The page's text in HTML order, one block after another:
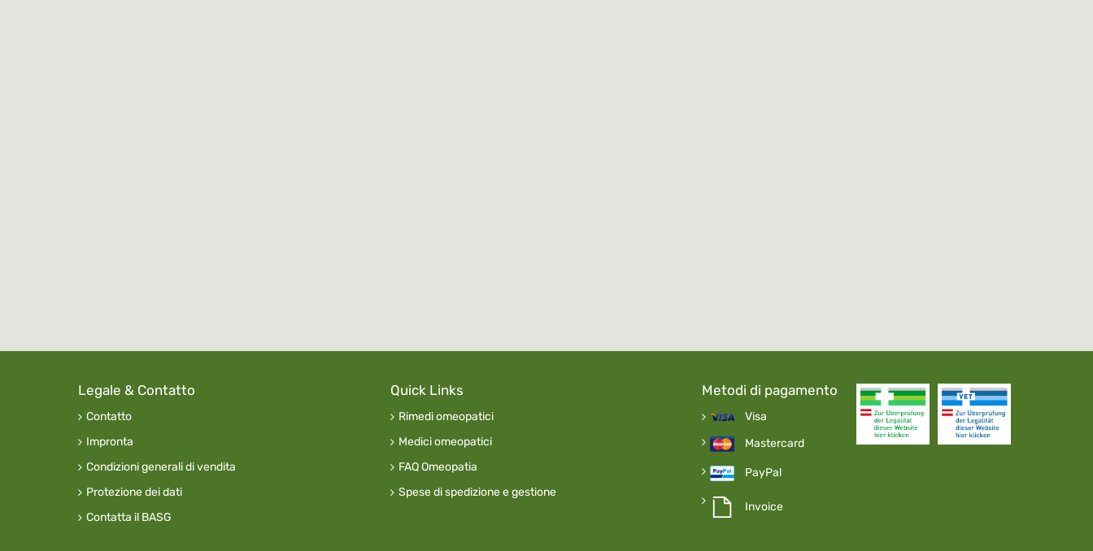
Legale & Contatto
Contatto
Impronta
Condizioni generali di vendita
Protezione dei dati
Contatta il BASG
Quick Links
Rimedi omeopatici
Medici omeopatici
FAQ Omeopatia
Spese di spedizione e gestione
Metodi di pagamento
Visa
Mastercard
PayPal
Invoice